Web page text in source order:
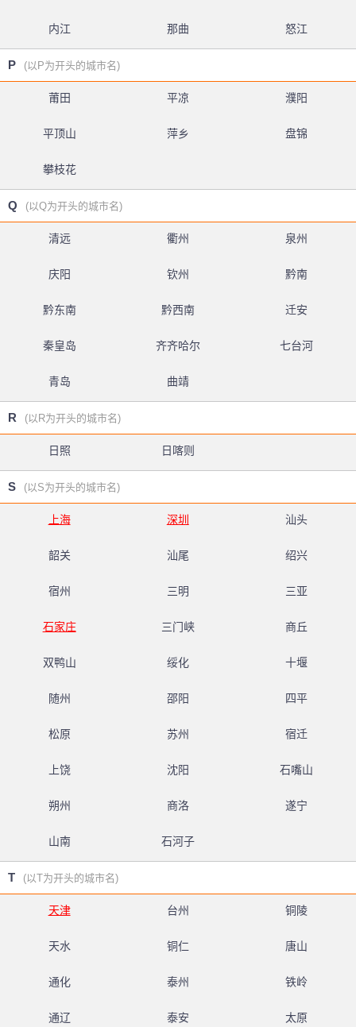
内江 那曲 怒江
P (以P为开头的城市名)
莆田 平凉 濮阳
平顶山 萍乡 盘锦
攀枝花
Q (以Q为开头的城市名)
清远 衢州 泉州
庆阳 钦州 黔南
黔东南 黔西南 迁安
秦皇岛 齐齐哈尔 七台河
青岛 曲靖
R (以R为开头的城市名)
日照 日喀则
S (以S为开头的城市名)
上海 深圳 汕头
韶关 汕尾 绍兴
宿州 三明 三亚
石家庄 三门峡 商丘
双鸭山 绥化 十堰
随州 邵阳 四平
松原 苏州 宿迁
上饶 沈阳 石嘴山
朔州 商洛 遂宁
山南 石河子
T (以T为开头的城市名)
天津 台州 铜陵
天水 铜仁 唐山
通化 泰州 铁岭
通辽 泰安 太原